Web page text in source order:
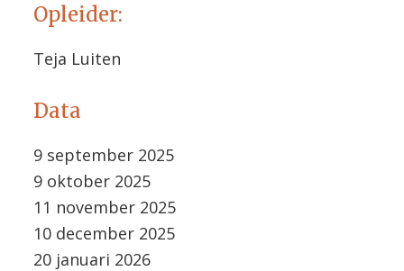
Opleider:
Teja Luiten
Data
9 september 2025
9 oktober 2025
11 november 2025
10 december 2025
20 januari 2026